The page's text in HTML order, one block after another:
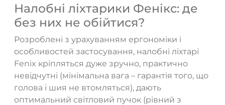
Налобні ліхтарики Фенікс: де
без них не обійтися?
Розроблені з урахуванням ергономіки і
особливостей застосування, налобні ліхтарі
Fenix кріпляться дуже зручно, практично
невідчутні (мінімальна вага – гарантія того, що
голова і шия не втомляться), дають
оптимальний світловий пучок (рівний з